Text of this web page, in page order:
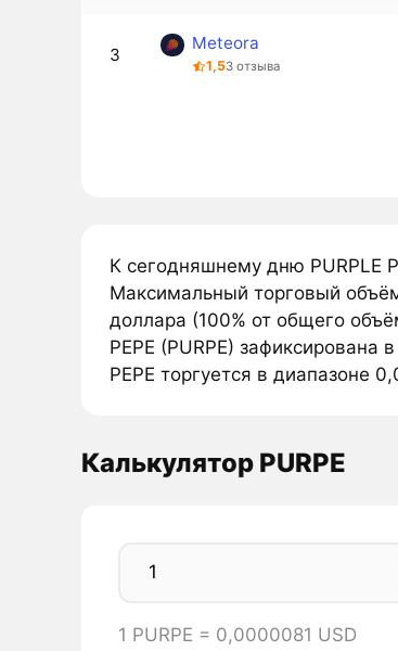
3
Meteora
1,53 отзыва
К сегодняшнему дню PURPLE
Максимальный торговый
доллара (100% от общего
PEPE (PURPE)
PEPE торгуется в диапазоне
Калькулятор PURPE
1 PURPE = 0,0000081 USD